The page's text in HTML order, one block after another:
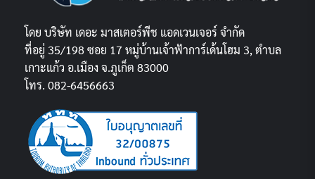
โดย บริษัท เดอะ มาสเตอร์พีช แอดเวนเจอร์ จำกัด
ที่อยู่ 35/198 ซอย 17 หมู่บ้านเจ้าฟ้าการ์เด้นโฮม 3, ตำบล
เกาะแก้ว อ.เมือง จ.ภูเก็ต 83000
โทร. 082-6456663